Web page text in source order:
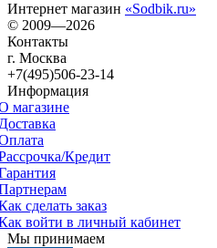
Интернет магазин «Sodbik.ru»
© 2009—2026
Контакты
г. Москва
+7(495)506-23-14
Информация
магазине
Кредит
сделать заказ
войти в личный кабинет
Мы принимаем